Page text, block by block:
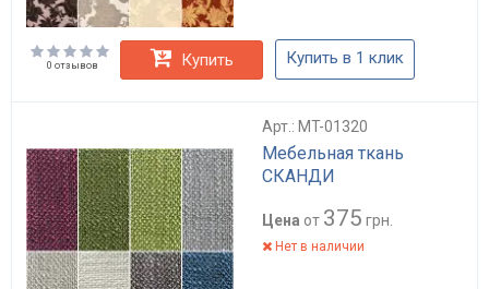
0 отзывов Купить Купить в 1 клик
Арт.: MT-01320
Мебельная ткань
СКАНДИ
Цена от 375 грн.
Нет в наличии